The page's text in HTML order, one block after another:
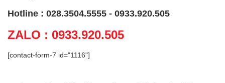
Hotline : 028.3504.5555 - 0933.920.505
ZALO : 0933.920.505
[contact-form-7 id="1116"]